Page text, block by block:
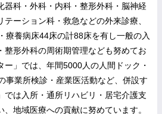
器科・外科・内科・整形外科・脳神経
ーション科・救急などの外来診療、
療養病床44床の計88床を有し一般の入
整形外科の周術期管理なども努めてお
ー」では、年間5000人の人間ドック・
事業所検診・産業医活動など、併設す
では入所・通所リハビリ・居宅介護支
地域医療への貢献に努めています。